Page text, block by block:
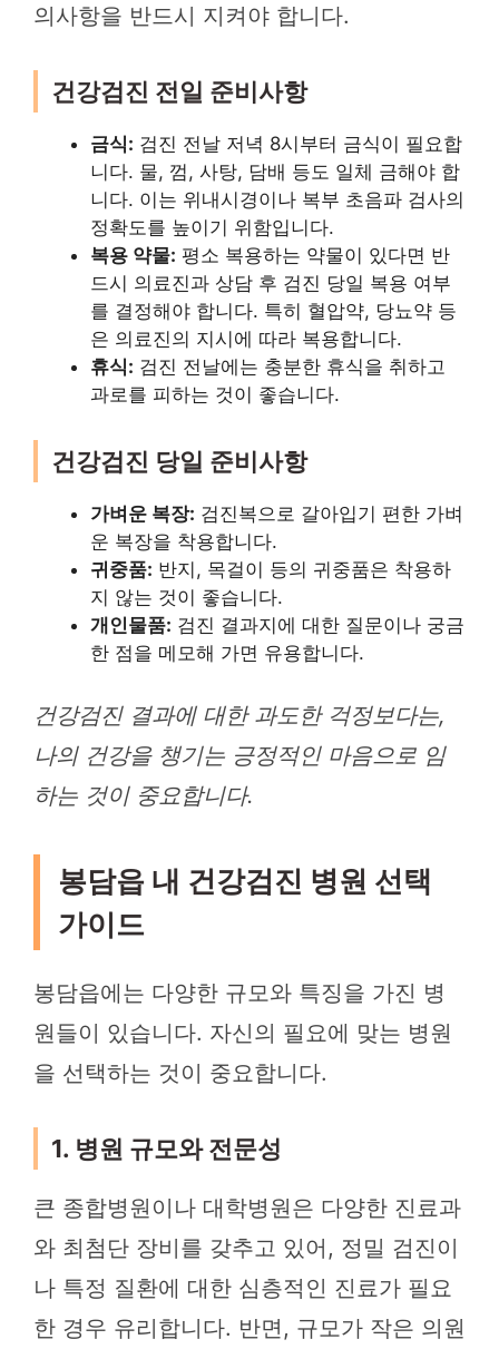
의사항을 반드시 지켜야 합니다.
건강검진 전일 준비사항
금식: 검진 전날 저녁 8시부터 금식이 필요합
니다. 물, 껌, 사탕, 담배 등도 일체 금해야 합
니다. 이는 위내시경이나 복부 초음파 검사의
정확도를 높이기 위함입니다.
복용 약물: 평소 복용하는 약물이 있다면 반
드시 의료진과 상담 후 검진 당일 복용 여부
를 결정해야 합니다. 특히 혈압약, 당뇨약 등
은 의료진의 지시에 따라 복용합니다.
휴식: 검진 전날에는 충분한 휴식을 취하고
과로를 피하는 것이 좋습니다.
건강검진 당일 준비사항
가벼운 복장: 검진복으로 갈아입기 편한 가벼
운 복장을 착용합니다.
귀중품: 반지, 목걸이 등의 귀중품은 착용하
지 않는 것이 좋습니다.
개인물품: 검진 결과지에 대한 질문이나 궁금
한 점을 메모해 가면 유용합니다.
건강검진 결과에 대한 과도한 걱정보다는,
나의 건강을 챙기는 긍정적인 마음으로 임
하는 것이 중요합니다.
봉담읍 내 건강검진 병원 선택
가이드
봉담읍에는 다양한 규모와 특징을 가진 병
원들이 있습니다. 자신의 필요에 맞는 병원
을 선택하는 것이 중요합니다.
1. 병원 규모와 전문성
큰 종합병원이나 대학병원은 다양한 진료과
와 최첨단 장비를 갖추고 있어, 정밀 검진이
나 특정 질환에 대한 심층적인 진료가 필요
한 경우 유리합니다. 반면, 규모가 작은 의원